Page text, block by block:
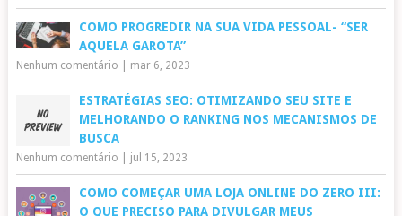
COMO PROGREDIR NA SUA VIDA PESSOAL- “SER
AQUELA GAROTA”
Nenhum comentário mar 6, 2023
ESTRATÉGIAS SEO: OTIMIZANDO SEU SITE E
MELHORANDO O RANKING NOS MECANISMOS DE
BUSCA
Nenhum comentário jul 15, 2023
COMO COMEÇAR UMA LOJA ONLINE DO ZERO III:
O QUE PRECISO PARA DIVULGAR MEUS